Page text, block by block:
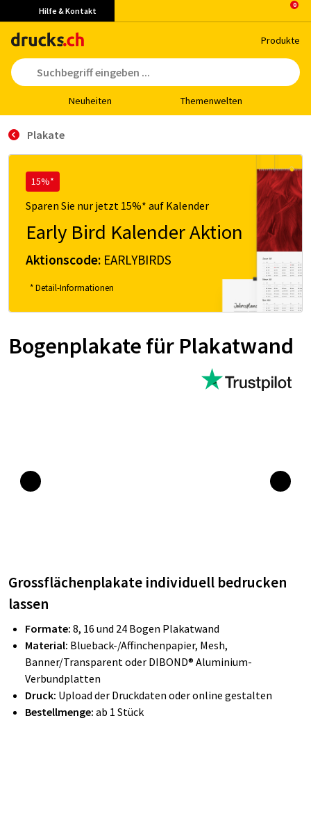
Hilfe & Kontakt
Pro­duk­te
Neu­hei­ten The­men­wel­ten
Plakate
15%*
Sparen Sie nur jetzt 15%* auf Kalender
Early Bird Kalender Aktion
Aktionscode: EARLYBIRDS
* Detail-Informationen
Bo­gen­pla­ka­te für Pla­kat­wand
Grossflächenplakate individuell bedrucken
lassen
Formate: 8, 16 und 24 Bogen Plakatwand
Material: Blueback-/Affinchenpapier, Mesh,
Banner/Transparent oder DIBOND® Aluminium-
Verbundplatten
Druck: Upload der Druckdaten oder online gestalten
Bestellmenge: ab 1 Stück